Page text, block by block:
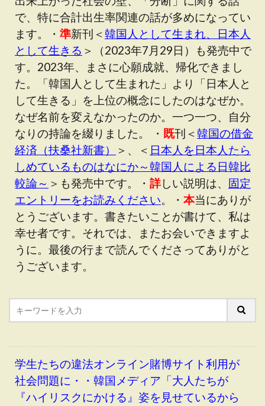
で、特に合計出生率関連の話が多めになってい
ます。・ 準新刊＜韓国人として生まれ、日本人
として生きる ＞（2023年7月29日）も発売中で
す。2023年、まさに心願成就、帰化できまし
た。「韓国人として生まれた」より「日本人と
して生きる」を上位の概念にしたのはなぜか。
なぜ名前を変えなかったのか。一つ一つ、自分
なりの持論を綴りました。 ・ 既刊＜韓国の借金
経済（扶桑社新書）
＞、＜ 日本人を日本人たら
しめているものはなにか～韓国人による日韓比
較論～ ＞も発売中です。・ 詳しい説明は、 固定
エントリーをお読みください。・ 本当にありが
とうございます。書きたいことが書けて、私は
幸せ者です。それでは、またお会いできますよ
うに。最後の行まで読んでくださってありがと
うございます。
学生たちの違法オンライン賭博サイト利用が
社会問題に・・韓国メディア「大人たちが
『ハイリスクにかける』姿を見せているから